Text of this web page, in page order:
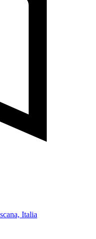
Italia